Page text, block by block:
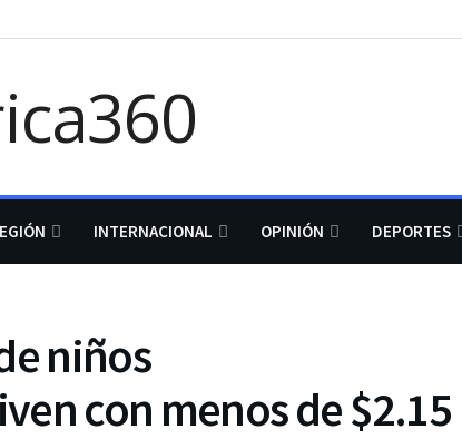
INTERNACIONAL OPINIÓN DEPORTES
niños
con menos de $2.15